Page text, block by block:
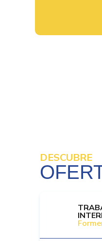
DESCUBRE